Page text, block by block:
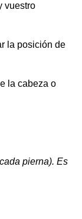
vuestro
la posición de
la cabeza o
pierna). Es